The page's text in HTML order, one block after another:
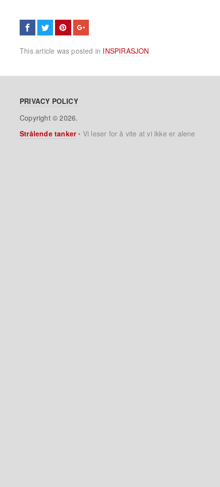
This article was posted in INSPIRASJON
PRIVACY POLICY
Copyright © 2026.
Strålende tanker• Vi leser for å vite at vi ikke er alene